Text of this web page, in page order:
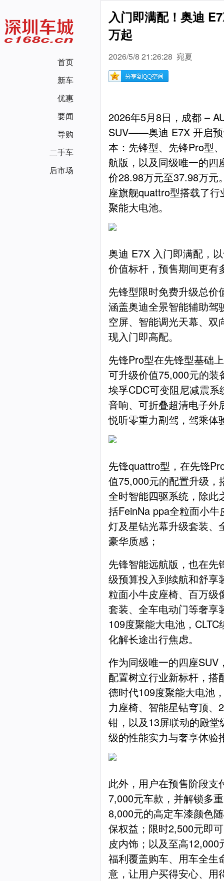
首页
新车
优惠
要闻
导购
二手车
后市场
入门即满配！奥迪
万起
2026/5/8 21:26:28 宛夏
2026年5月8日，成都 –
SUV——奥迪 E7X 开启预
本：先锋型、先锋Pro型
航版，以及同级唯一的四
价28.98万元至37.98万元
座旗舰quattro型搭载了
聚能大电池。
奥迪 E7X 入门即满配，
价值标杆，预售期间更有
先锋型限时免费升级总价
涵盖奥迪全景智能辅助驾
空屏、智能调光天幕、双
现入门即高配。
先锋Pro型在先锋型基础
可升级价值75,000元的
埃孚CDC可变阻尼减震
音响、可折叠超清电子外
悦听零重力副驾，驾乘体
先锋quattro型，在先锋
值75,000元的配置升级
全时智能四驱系统，除此
括FeinNa ppa全粒面小
灯及星钻光幕升级套装、
豪华质感；
先锋智能远航版，也在先
级预算投入到续航和舒享
粒面小牛皮座椅、百万级
套装、全车电动门等奢享
109度聚能大电池，
化解长途出行焦虑。
作为同级唯一的四座
配置树立行业新标杆，搭
德时代109度聚能大电池
力座椅、智能星钻穹顶、
钳，以及13屏联动的殿
级的性能实力与奢享体验
此外，用户在预售阶段支
7,000元车款，并解锁多
8,000元的高定车漆颜色
保权益；限时2,500元即
皮内饰；以及至高
福利覆盖购车、用车全生
意，让用户买得安心、用